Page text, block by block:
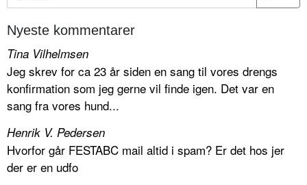
Nyeste kommentarer
Tina Vilhelmsen
Jeg skrev for ca 23 år siden en sang til vores drengs
konfirmation som jeg gerne vil finde igen. Det var en
sang fra vores hund...
Henrik V. Pedersen
Hvorfor går FESTABC mail altid i spam? Er det hos jer
der er en udfo